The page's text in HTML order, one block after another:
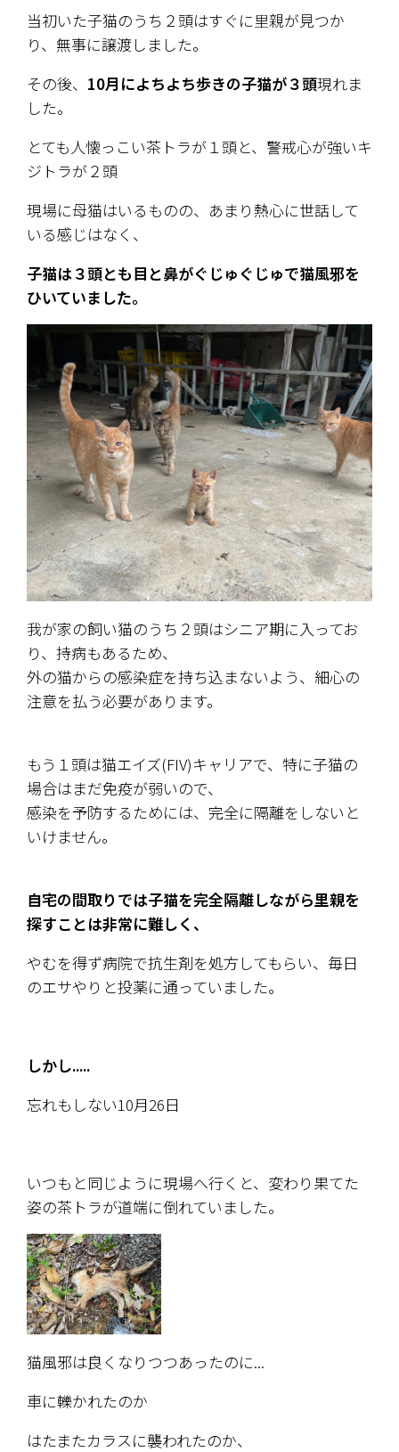
当初いた子猫のうち２頭はすぐに里親が見つか
り、無事に譲渡しました。
その後、 10月によちよち歩きの子猫が３頭現れま
した。
とても人懐っこい茶トラが１頭と、警戒心が強いキ
ジトラが２頭
現場に母猫はいるものの、あまり熱心に世話して
いる感じはなく、
子猫は３頭とも目と鼻がぐじゅぐじゅで猫風邪を
ひいていました。
我が家の飼い猫のうち２頭はシニア期に入ってお
り、持病もあるため、
外の猫からの感染症を持ち込まないよう、細心の
注意を払う必要があります。
もう１頭は猫エイズ(FIV)キャリアで、特に子猫の
場合はまだ免疫が弱いので、
感染を予防するためには、完全に隔離をしないと
いけません。
自宅の間取りでは子猫を完全隔離しながら里親を
探すことは非常に難しく、
やむを得ず病院で抗生剤を処方してもらい、毎日
のエサやりと投薬に通っていました。
しかし.....
忘れもしない10月26日
いつもと同じように現場へ行くと、変わり果てた
姿の茶トラが道端に倒れていました。
猫風邪は良くなりつつあったのに...
車に轢かれたのか
はたまたカラスに襲われたのか、